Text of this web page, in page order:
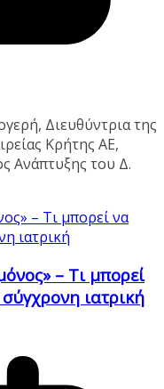
Διευθύντρια της
Κρήτης ΑΕ,
Ανάπτυξης του Δ.
– Τι μπορεί
ιατρική